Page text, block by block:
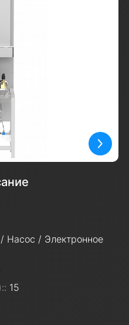
Насос / Электронное
15